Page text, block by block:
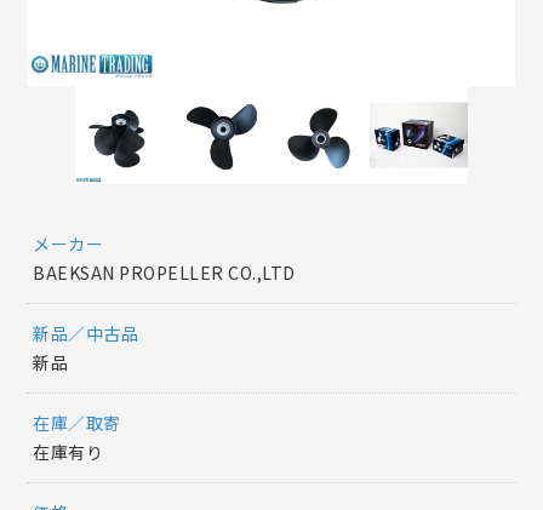
メーカー
BAEKSAN PROPELLER CO.,LTD
新品／中古品
新品
在庫／取寄
在庫有り